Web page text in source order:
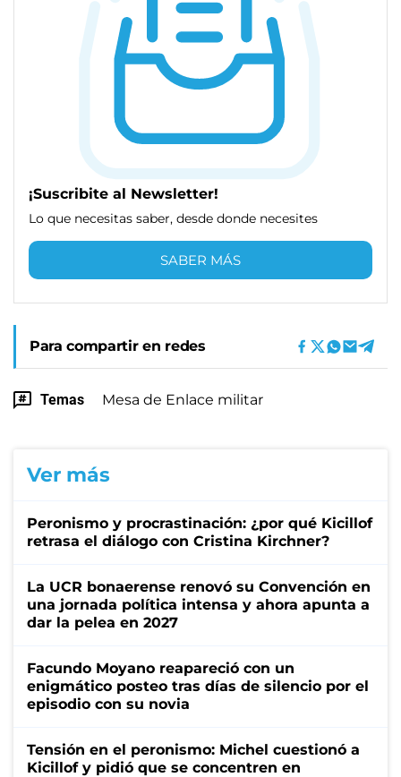
¡Suscribite al Newsletter!
Lo que necesitas saber, desde donde necesites
SABER MÁS
Para compartir en redes
Temas Mesa de Enlace militar
Ver más
Peronismo y procrastinación: ¿por qué Kicillof
retrasa el diálogo con Cristina Kirchner?
La UCR bonaerense renovó su Convención en
una jornada política intensa y ahora apunta a
dar la pelea en 2027
Facundo Moyano reapareció con un
enigmático posteo tras días de silencio por el
episodio con su novia
Tensión en el peronismo: Michel cuestionó a
Kicillof y pidió que se concentren en